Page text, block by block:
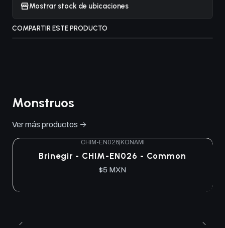
Mostrar stock de ubicaciones
COMPARTIR ESTE PRODUCTO
Monstruos
Ver más productos
CHIM-EN026|KONAMI
Brinegir - CHIM-EN026 - Common
$5 MXN